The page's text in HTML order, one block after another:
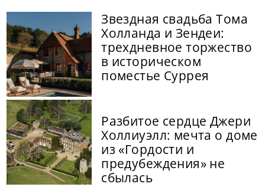
Звездная свадьба Тома
Холланда и Зендеи:
трехдневное торжество
в историческом
поместье Суррея
Разбитое сердце Джери
Холлиуэлл: мечта о доме
из «Гордости и
предубеждения» не
сбылась